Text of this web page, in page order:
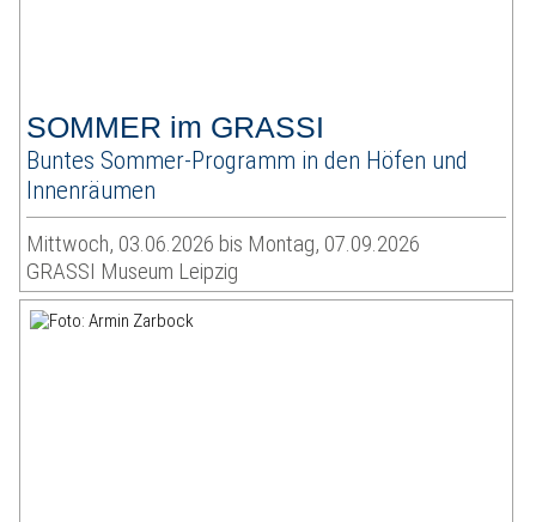
SOMMER im GRASSI
Buntes Sommer-Programm in den Höfen und
Innenräumen
Mittwoch, 03.06.2026 bis Montag, 07.09.2026
GRASSI Museum Leipzig